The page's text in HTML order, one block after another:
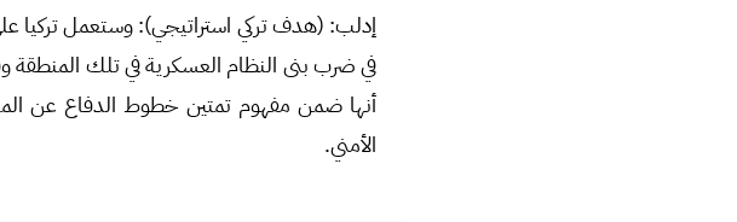
إدلب: (هدف تركي استراتيجي): وستعمل تركيا
في ضرب بنى النظام العسكرية في تلك المنطقة
أنها ضمن مفهوم تمتين خطوط الدفاع عن
الأمني.